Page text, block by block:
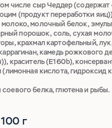
числе сыр Чеддер (содержат
(продукт переработки
молочный белок,
порошок, соль, сухая
крахмал картофельный,
камедь рожкового
краситель (Е160b),
кислота, гидроксид
белка, глютена и рыбы.
г